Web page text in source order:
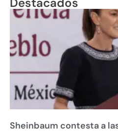
Sheinbaum contesta a